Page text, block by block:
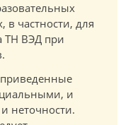
в частности, для
ТН ВЭД при
и
неточности.